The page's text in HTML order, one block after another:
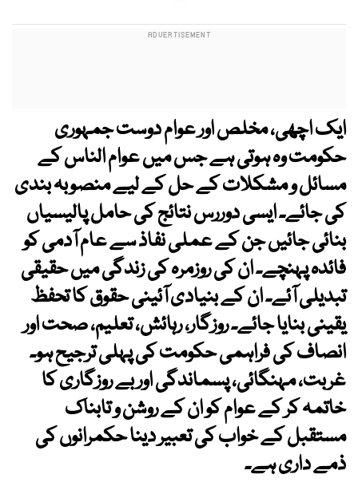
ایک اچھی، مخلص اور عوام دوست جمہوری
حکومت وہ ہوتی ہے جس میں عوام الناس کے
مسائل و مشکلات کے حل کے لیے منصوبہ بندی
کی جائے۔ ایسی دوررس نتائج کی حامل پالیسیاں
بنائی جائیں جن کے عملی نفاذ سے عام آدمی کو
فائدہ پہنچے۔ ان کی روزمرہ کی زندگی میں حقیقی
تبدیلی آئے۔ ان کے بنیادی آئینی حقوق کا تحفظ
یقینی بنایا جائے۔ روزگار، رہائش، تعلیم، صحت اور
انصاف کی فراہمی حکومت کی پہلی ترجیح ہو۔
غربت، مہنگائی، پسماندگی اور بے روزگاری کا
خاتمہ کر کے عوام کو ان کے روشن و تابناک
مستقبل کے خواب کی تعبیر دینا حکمرانوں کی
ذمے داری ہے۔